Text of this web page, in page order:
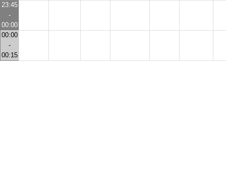
23:45
-
00:00
00:00
-
00:15